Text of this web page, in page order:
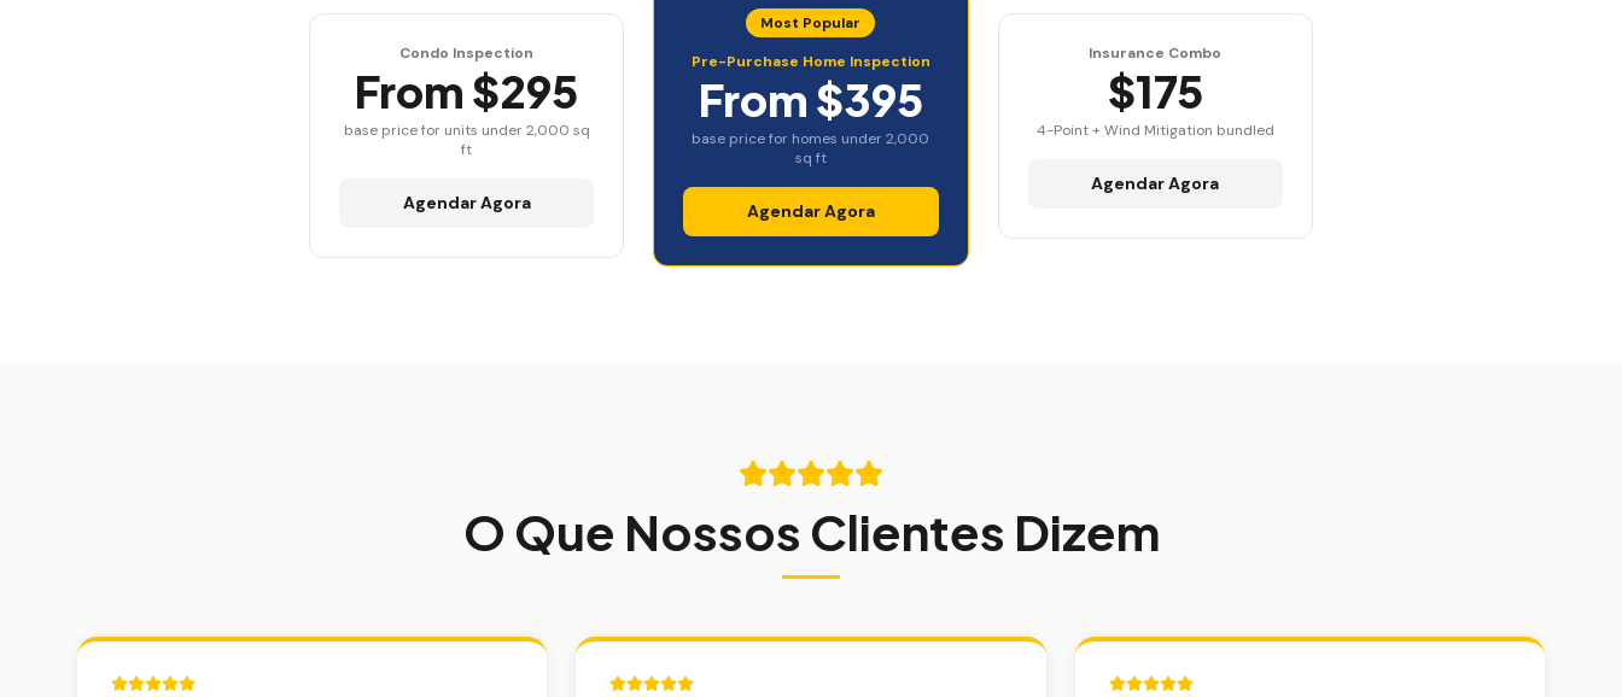
Condo Inspection
From $295
base price for units under 2,000 sq
ft
Agendar Agora
Most Popular
Pre-Purchase Home Inspection
From $395
base price for homes under 2,000
sq ft
Agendar Agora
Insurance Combo
$175
4-Point + Wind Mitigation bundled
Agendar Agora
O Que Nossos Clientes Dizem